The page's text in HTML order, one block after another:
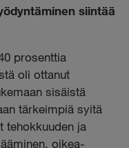
siintää
prosenttia
oli ottanut
sisäistä
tärkeimpiä syitä
tehokkuuden ja
oikea-